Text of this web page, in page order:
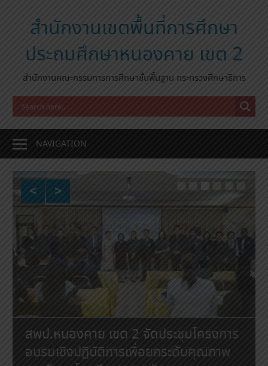
สำนักงานเขตพื้นที่การศึกษา
ประถมศึกษาหนองคาย เขต 2
สำนักงานคณะกรรมการการศึกษาขั้นพื้นฐาน กระทรวงศึกษาธิการ
NAVIGATION
สพป.หนองคาย เขต 2 จัดค่ายพัฒนาผู้นำ
นักเรียน OSH Camp สร้างแกนนำเยาวชน
สพป.หนองคาย เขต 2 จัดสอบแข่งขัน
คณิตศาสตร์และวิทยาศาสตร์โอลิมปิก
สพป.หนองคาย เขต 2 จัดประชุมโครงการ
อบรมเชิงปฏิบัติการเพื่อยกระดับคุณภาพ
สพป.หนองคาย เขต 2 จัดประชุมคณะ
กรรมการขับเคลื่อนการส่งเสริมคุณธรรม
สพป.หนองคาย เขต 2 จัดอบรมเชิงปฏิบัติ
การ “การสร้างสื่อสร้างสรรค์เพื่อปลูกฝัง
สพป.หนองคาย เขต 2 เข้าร่วมการประเมิน
โรงเรียนจัดการเรียนรู้การสหกรณ์รางวัล